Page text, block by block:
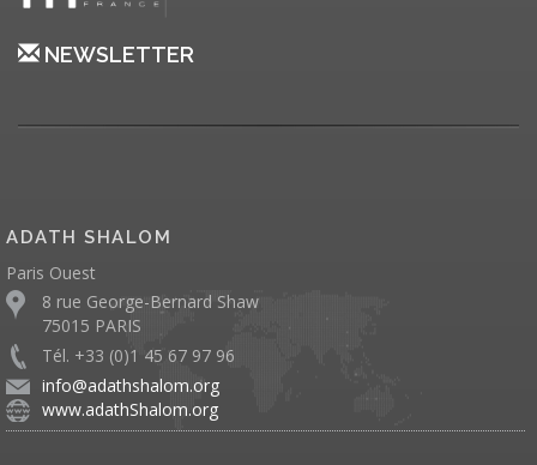
NEWSLETTER
ADATH SHALOM
Paris Ouest
8 rue George-Bernard Shaw
75015 PARIS
Tél. +33 (0)1 45 67 97 96
info@adathshalom.org
www.adathShalom.org